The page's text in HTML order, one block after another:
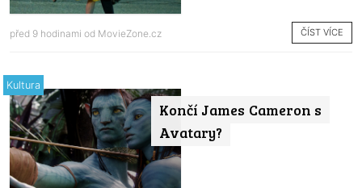
před 9 hodinami od MovieZone.cz ČÍST VÍCE
Končí James Cameron s
Avatary?
Kultura